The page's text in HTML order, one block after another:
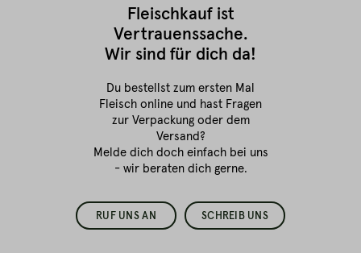
Fleischkauf ist
Vertrauenssache.
Wir sind für dich da!
Du bestellst zum ersten Mal
Fleisch online und hast Fragen
zur Verpackung oder dem
Versand?
Melde dich doch einfach bei uns
- wir beraten dich gerne.
RUF UNS AN SCHREIB UNS